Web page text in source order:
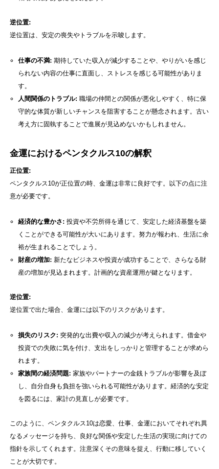
逆位置:
逆位置は、安定の喪失やトラブルを示唆します。
仕事の不満: 期待していた収入が減少することや、やりがいを感じ
られない内容の仕事に直面し、ストレスを感じる可能性がありま
す。
人間関係のトラブル: 職場の仲間との関係が悪化しやすく、特に保
守的な体質が新しいチャンスを阻害することが懸念されます。古い
考え方に固執することで進展が見込めないかもしれません。
金運におけるペンタクルス10の解釈
正位置:
ペンタクルス10が正位置の時、金運は非常に良好です。以下の点に注
意が必要です。
経済的な豊かさ: 投資や不労所得を通じて、安定した経済基盤を築
くことができる可能性が大いにあります。努力が報われ、生活に余
裕が生まれることでしょう。
財産の増加: 新たなビジネスや投資が成功することで、さらなる財
産の増加が見込まれます。計画的な資産運用が鍵となります。
逆位置:
逆位置で出た場合、金運には以下のリスクがあります。
損失のリスク: 突発的な出費や収入の減少が考えられます。借金や
投資での失敗に気を付け、支出をしっかりと管理することが求めら
れます。
家族間の経済問題: 家族やパートナーの金銭トラブルが影響を及ぼ
し、自分自身も負担を強いられる可能性があります。経済的な安定
を図るには、家計の見直しが必要です。
このように、ペンタクルス10は恋愛、仕事、金運においてそれぞれ異
なるメッセージを持ち、良好な関係や安定した生活の実現に向けての
指針を示してくれます。注意深くその意味を捉え、行動に移していく
ことが大切です。